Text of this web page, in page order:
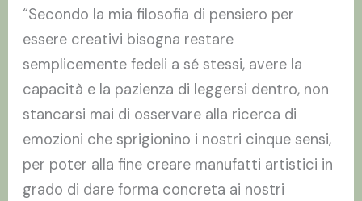
“Secondo la mia filosofia di pensiero per
essere creativi bisogna restare
semplicemente fedeli a sé stessi, avere la
capacità e la pazienza di leggersi dentro, non
stancarsi mai di osservare alla ricerca di
emozioni che sprigionino i nostri cinque sensi,
per poter alla fine creare manufatti artistici in
grado di dare forma concreta ai nostri